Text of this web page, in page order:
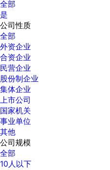
全部
是
公司性质
全部
外资企业
合资企业
民营企业
股份制企业
集体企业
上市公司
国家机关
事业单位
其他
公司规模
全部
10人以下